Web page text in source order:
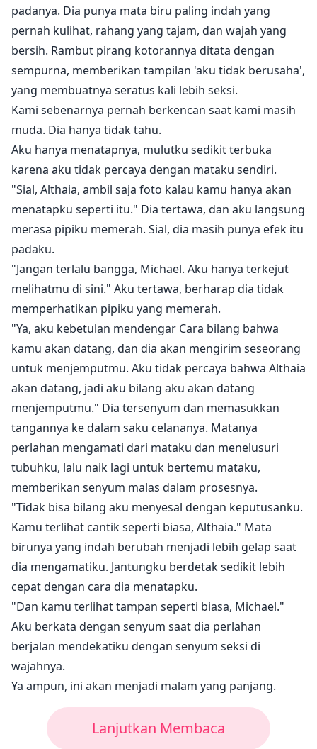
padanya. Dia punya mata biru paling indah yang
pernah kulihat, rahang yang tajam, dan wajah yang
bersih. Rambut pirang kotorannya ditata dengan
sempurna, memberikan tampilan 'aku tidak berusaha',
yang membuatnya seratus kali lebih seksi.
Kami sebenarnya pernah berkencan saat kami masih
muda. Dia hanya tidak tahu.
Aku hanya menatapnya, mulutku sedikit terbuka
karena aku tidak percaya dengan mataku sendiri.
"Sial, Althaia, ambil saja foto kalau kamu hanya akan
menatapku seperti itu." Dia tertawa, dan aku langsung
merasa pipiku memerah. Sial, dia masih punya efek itu
padaku.
"Jangan terlalu bangga, Michael. Aku hanya terkejut
melihatmu di sini." Aku tertawa, berharap dia tidak
memperhatikan pipiku yang memerah.
"Ya, aku kebetulan mendengar Cara bilang bahwa
kamu akan datang, dan dia akan mengirim seseorang
untuk menjemputmu. Aku tidak percaya bahwa Althaia
akan datang, jadi aku bilang aku akan datang
menjemputmu." Dia tersenyum dan memasukkan
tangannya ke dalam saku celananya. Matanya
perlahan mengamati dari mataku dan menelusuri
tubuhku, lalu naik lagi untuk bertemu mataku,
memberikan senyum malas dalam prosesnya.
"Tidak bisa bilang aku menyesal dengan keputusanku.
Kamu terlihat cantik seperti biasa, Althaia." Mata
birunya yang indah berubah menjadi lebih gelap saat
dia mengamatiku. Jantungku berdetak sedikit lebih
cepat dengan cara dia menatapku.
"Dan kamu terlihat tampan seperti biasa, Michael."
Aku berkata dengan senyum saat dia perlahan
berjalan mendekatiku dengan senyum seksi di
wajahnya.
Ya ampun, ini akan menjadi malam yang panjang.
Lanjutkan Membaca